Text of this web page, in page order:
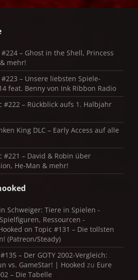
#224 – Ghost in the Shell, Princess
mehr!
#223 – Unsere liebsten Spiele-
feat. Benny von Ink Ribbon Radio
#222 – Rückblick aufs 1. Halbjahr
King DLC – Early Access auf alle
#221 – David & Robin über
He-Man & mehr!
Schweiger: Tiere in Spielen -
Ressourcen -
on Topic #131 – Die tollsten
(Patreon/Steady)
– Der GOTY 2002-Vergleich:
vs. GameStar! | Hooked zu Eure
– Die Tabelle